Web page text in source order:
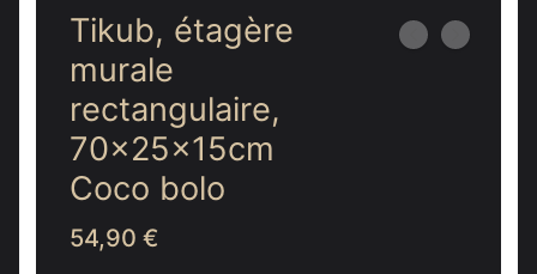
Tikub, étagère
murale
rectangulaire,
70x25x15cm
Coco bolo
54,90 €